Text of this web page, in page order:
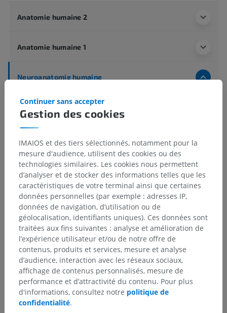
Anatomie humaine 2
Anatomie humaine 1
Neuroanatomie humaine
Système nerveux central
Prosencéphale> Diencéphale
Morphologie interne> Thalamus
Noyaux géniculés
Nohaux du corps géniculé médial
Structures sous-jacentes :
Noyau ventral
Noyau dorsal
Noyau médial magnocellulaire
Traductions
Vous avez vu une erreur ?
Gestion des cookies
Continuer sans accepter
IMAIOS et des tiers sélectionnés, notamment pour la
mesure d'audience, utilisent des cookies ou des
technologies similaires. Les cookies nous permettent
d’analyser et de stocker des informations telles que les
caractéristiques de votre terminal ainsi que certaines
données personnelles (par exemple : adresses IP,
données de navigation, d’utilisation ou de
géolocalisation, identifiants uniques). Ces données sont
traitées aux fins suivantes : analyse et amélioration de
l’expérience utilisateur et/ou de notre offre de
contenus, produits et services, mesure et analyse
d’audience, interaction avec les réseaux sociaux,
affichage de contenus personnalisés, mesure de
performance et d’attractivité du contenu. Pour plus
d'informations, consultez notre politique de
confidentialité.